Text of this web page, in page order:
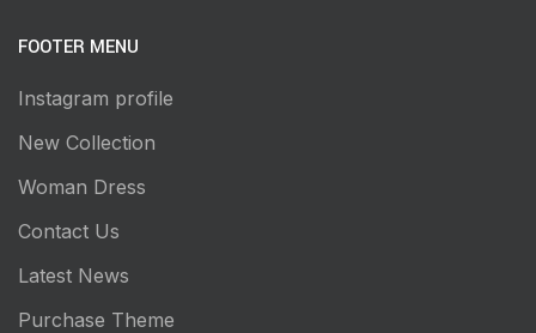
FOOTER MENU
Instagram profile
New Collection
Woman Dress
Contact Us
Latest News
Purchase Theme